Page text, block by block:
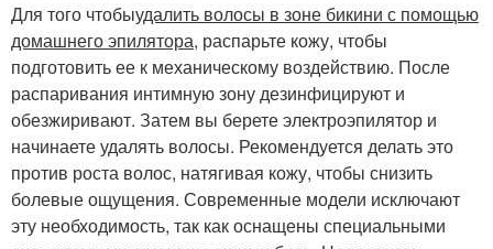
Для того чтобыудалить волосы в зоне бикини с помощью
домашнего эпилятора, распарьте кожу, чтобы
подготовить ее к механическому воздействию. После
распаривания интимную зону дезинфицируют и
обезжиривают. Затем вы берете электроэпилятор и
начинаете удалять волосы. Рекомендуется делать это
против роста волос, натягивая кожу, чтобы снизить
болевые ощущения. Современные модели исключают
эту необходимость, так как оснащены специальными